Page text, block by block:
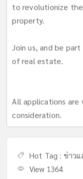
to revolutionize the
property.
Join us, and be
of real estate.
All applications are
consideration.
Hot Tag : ข่าวแ
View 1364